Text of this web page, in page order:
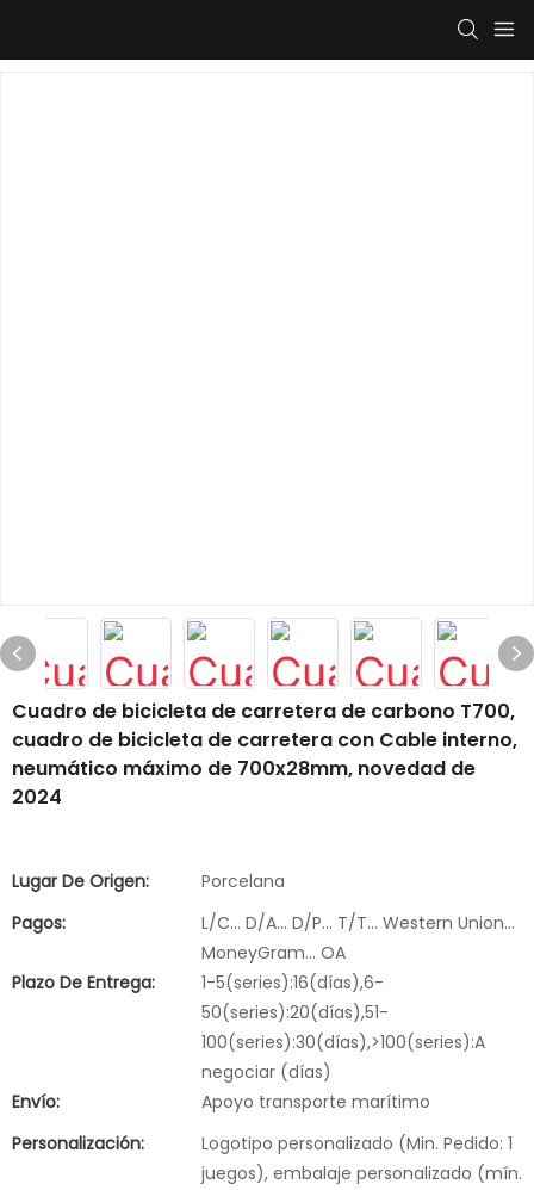
Cuadro de bicicleta de carretera de carbono T700,
cuadro de bicicleta de carretera con Cable interno,
neumático máximo de 700x28mm, novedad de
2024
Lugar De Origen:
Porcelana
Pagos:
L/C... D/A... D/P... T/T... Western Union...
MoneyGram... OA
Plazo De Entrega:
1-5(series):16(días),6-
50(series):20(días),51-
100(series):30(días),>100(series):A
negociar (días)
Envío:
Apoyo transporte marítimo
Personalización:
Logotipo personalizado (Min. Pedido: 1
juegos), embalaje personalizado (mín.